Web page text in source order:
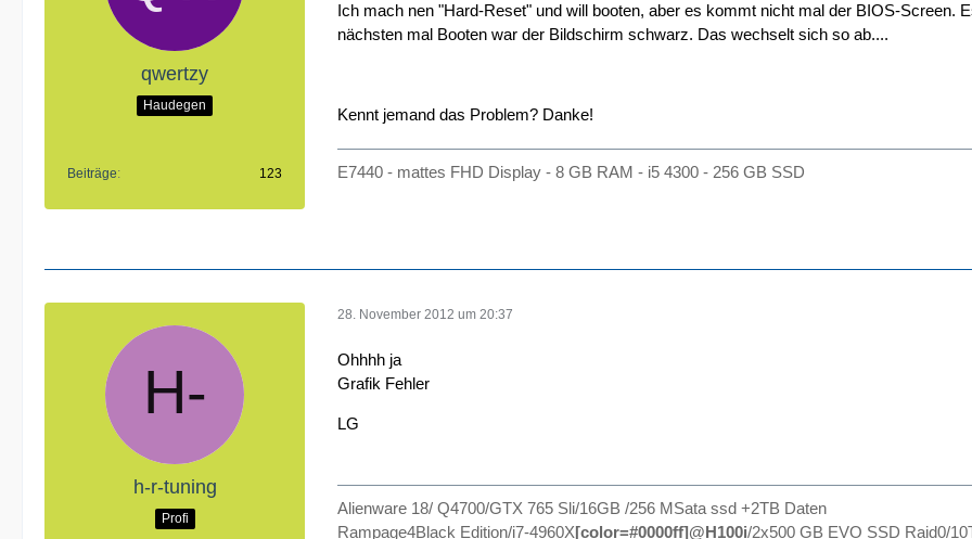
qwertzy
Haudegen
Beiträge 123
Ich mach nen "Hard-Reset" und will booten, aber es kommt nicht mal der BIOS-Screen.
nächsten mal Booten war der Bildschirm schwarz. Das wechselt sich so ab....
Kennt jemand das Problem? Danke!
E7440 - mattes FHD Display - 8 GB RAM - i5 4300 - 256 GB SSD
h-r-tuning
Profi
28. November 2012 um 20:37
Ohhhh ja
Grafik Fehler
LG
Alienware 18/ Q4700/GTX 765 Sli/16GB /256 MSata ssd +2TB Daten
Rampage4Black Edition/i7-4960X[color=#0000ff]@H100i/2x500 GB EVO SSD Raid0/